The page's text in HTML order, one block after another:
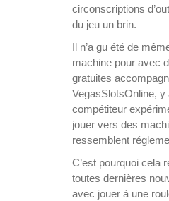
circonscriptions
du jeu un brin.
Il n’a gu été de
machine pour avec
gratuites
VegasSlotsOnline,
compétiteur
jouer vers des
ressemblent
C’est pourquoi cela
toutes dernières
avec jouer à une